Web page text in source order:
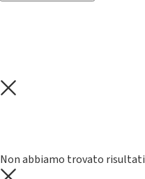
Non abbiamo trovato risultati